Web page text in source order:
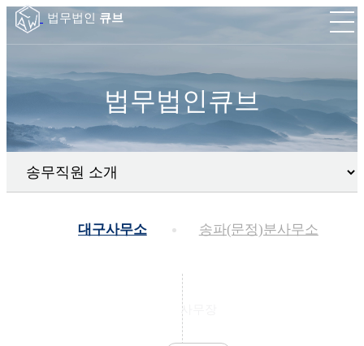
법무법인 큐브
법무법인큐브
대구사무소 송파(문정)분사무소
사무장